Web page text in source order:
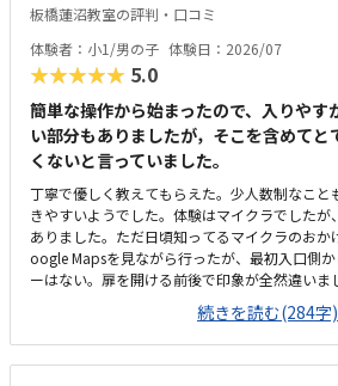
ち込みでご用意されるので子どもなりに割り切
す。月2回で1万円を超えるのでなかなか負担が
じくらいなので、徒歩で通える範囲にプロのエ
る教室はないので、他の選択肢を選ぶことはな
自身が現役のエンジニアで経営者なので、カリ
どのように活かしていくべきか、ただの習い事
識付けについてしっかり指導してくださってい
溢れてくる疑問を先生に質問して、一緒に考え
ておりました。数年後に移転の必要があること
った場合に先生が変わる可能性もあるのでは？
ざいません。
板橋蓮沼教室の評判・口コミ
体験者：小1/男の子 体験日：2026/07
★★★★★ 5.0
簡単な操作から始まったので、入りやす
い部分もありましたが，そこを含めてと
くないと言っていました。
丁寧で優しく教えてもらえた。少人数制なこと
きやすいようでした。体験はマイクラでしたが
ありました。ただ日頃知ってるマイクラのおか
oogle Mapsを見ながら行ったが、最初入口側
ーはない。扉を開ける前後で印象が全然違いま
としていました。教室内は土足でしたが、全体
ミングあるあるですが、やっぱり月2回にして
いるので悩みどころです。マイクラで遊んでい
た。ちゃんと学びがたくさんあった。
続きを読む(284字)